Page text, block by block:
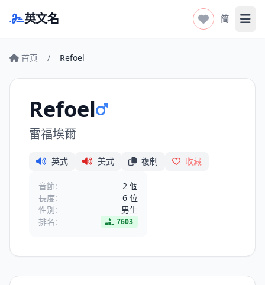
英文名 简 打
首頁 / Refoel
Refoel
雷福埃爾
英式 美式 複制 收藏
音節:
2 個
長度:
6 位
性別:
男生
排名:
7603